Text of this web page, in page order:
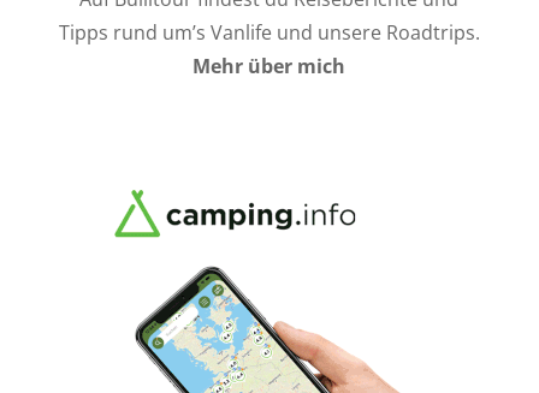
Tipps rund um’s Vanlife und unsere Roadtrips.
Mehr über mich